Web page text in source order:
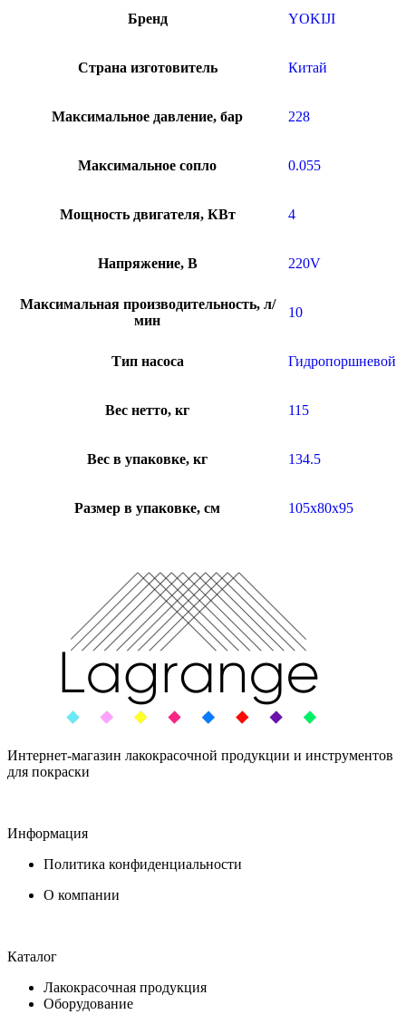
Бренд YOKIJI
Страна изготовитель Китай
Максимальное давление, бар 228
Максимальное сопло 0.055
Мощность двигателя, КВт 4
Напряжение, В 220V
Максимальная производительность, л/
мин
10
Тип насоса Гидропоршневой
Вес нетто, кг 115
Вес в упаковке, кг 134.5
Размер в упаковке, см 105x80x95
Интернет-магазин лакокрасочной продукции и инструментов
для покраски
Информация
Политика конфиденциальности
О компании
Каталог
Лакокрасочная продукция
Оборудование